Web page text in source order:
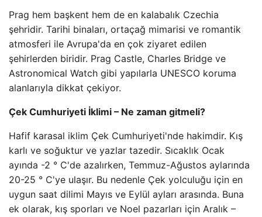
Prag hem başkent hem de en kalabalık Czechia
şehridir. Tarihi binaları, ortaçağ mimarisi ve romantik
atmosferi ile Avrupa'da en çok ziyaret edilen
şehirlerden biridir. Prag Castle, Charles Bridge ve
Astronomical Watch gibi yapılarla UNESCO koruma
alanlarıyla dikkat çekiyor.
Çek Cumhuriyeti İklimi – Ne zaman gitmeli?
Hafif karasal iklim Çek Cumhuriyeti'nde hakimdir. Kış
karlı ve soğuktur ve yazlar tazedir. Sıcaklık Ocak
ayında -2 ° C'de azalırken, Temmuz-Ağustos aylarında
20-25 ° C'ye ulaşır. Bu nedenle Çek yolculuğu için en
uygun saat dilimi Mayıs ve Eylül ayları arasında. Buna
ek olarak, kış sporları ve Noel pazarları için Aralık –